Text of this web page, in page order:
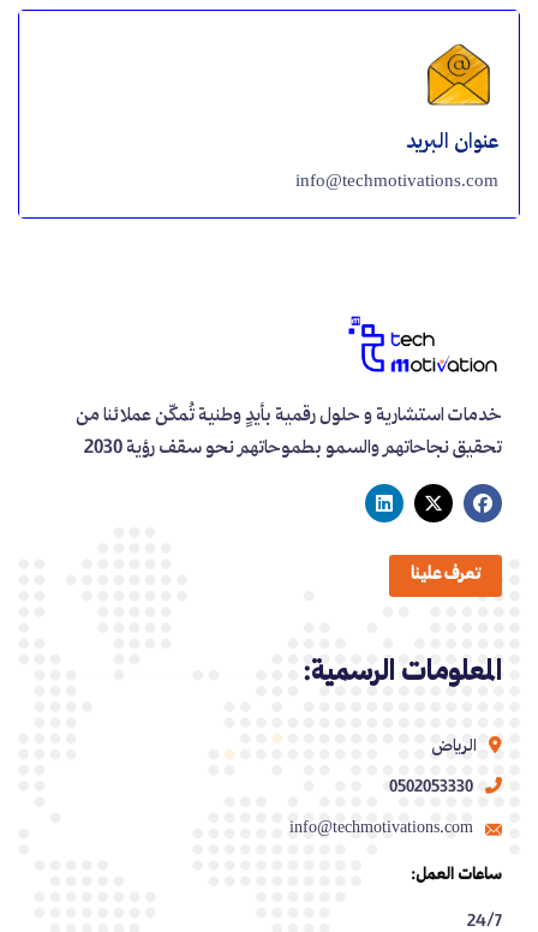
عنوان البريد
info@techmotivations.com
خدمات استشارية و حلول رقمية بأيدٍ وطنية تُمكّن عملائنا من
تحقيق نجاحاتهم والسمو بطموحاتهم نحو سقف رؤية 2030
تعرف علينا
المعلومات الرسمية:
الرياض
0502053330
info@techmotivations.com
ساعات العمل:
24/7